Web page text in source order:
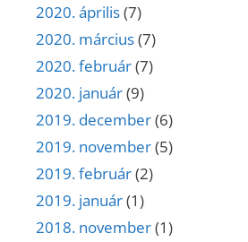
2020. április(7)
2020. március(7)
2020. február(7)
2020. január(9)
2019. december(6)
2019. november(5)
2019. február(2)
2019. január(1)
2018. november(1)